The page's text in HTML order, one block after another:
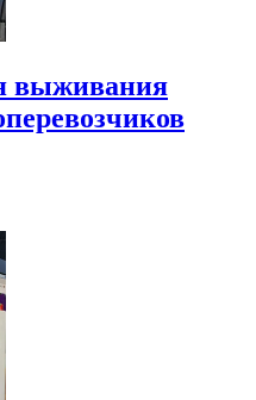
выживания